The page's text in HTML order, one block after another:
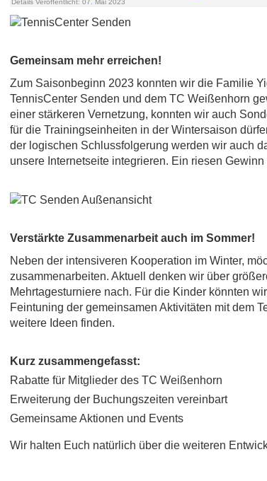
Details Veröffentlicht: 07. Mai 2023
Gemeinsam mehr erreichen!
Zum Saisonbeginn 2023 konnten wir die Famil ie Y
TennisCenter Senden und dem TC Weißenhorn g
einer stärkeren Vernetzung, konnten wir auch S
für die Trainingseinheiten in der Wintersaison dür
der logischen Schlussfolgerung werden wir auch
unsere Internetseite integrieren. Ein riesen Gewinn
Verstärkte Zusammenarbeit auch im Sommer!
Neben der intensiveren Kooperation im Winter,
zusammenarbeiten. Aktuell denken wir über
Mehrtagesturniere nach. Für die Kinder könnten
Feintuning der gemeinsamen Aktivitäten mit dem
weitere Ideen finden.
Kurz zusammengefasst:
Rabatte für Mitglieder des TC Weißenhorn
Erweiterung der Buchungszeiten vereinbart
Gemeinsame Aktionen und Events
Wir halten Euch natürlich über die weiteren